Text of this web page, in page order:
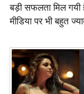
बड़ी सफलता मिल गयी
मीडिया पर भी बहुत